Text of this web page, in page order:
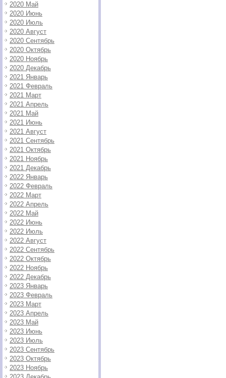
2020 Май
2020 Июнь
2020 Июль
2020 Август
2020 Сентябрь
2020 Октябрь
2020 Ноябрь
2020 Декабрь
2021 Январь
2021 Февраль
2021 Март
2021 Апрель
2021 Май
2021 Июнь
2021 Август
2021 Сентябрь
2021 Октябрь
2021 Ноябрь
2021 Декабрь
2022 Январь
2022 Февраль
2022 Март
2022 Апрель
2022 Май
2022 Июнь
2022 Июль
2022 Август
2022 Сентябрь
2022 Октябрь
2022 Ноябрь
2022 Декабрь
2023 Январь
2023 Февраль
2023 Март
2023 Апрель
2023 Май
2023 Июнь
2023 Июль
2023 Сентябрь
2023 Октябрь
2023 Ноябрь